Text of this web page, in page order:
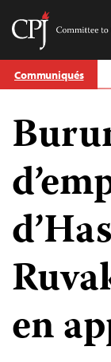
Skip
to Communiqués
en